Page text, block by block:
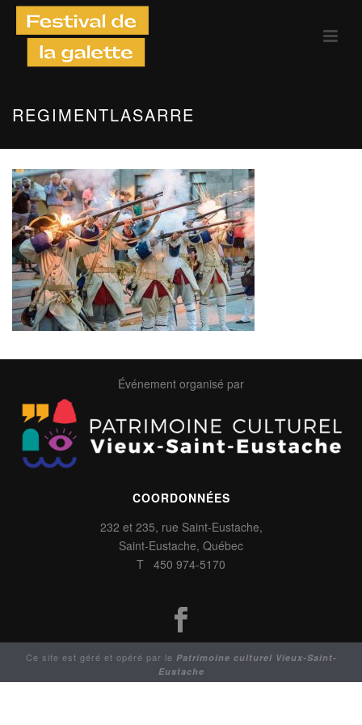
REGIMENTLASARRE
Événement organisé par
COORDONNÉES
232 et 235, rue Saint-Eustache,
Saint-Eustache, Québec
T 450 974-5170
Ce site est géré et opéré par le Patrimoine culturel Vieux-Saint-
Eustache